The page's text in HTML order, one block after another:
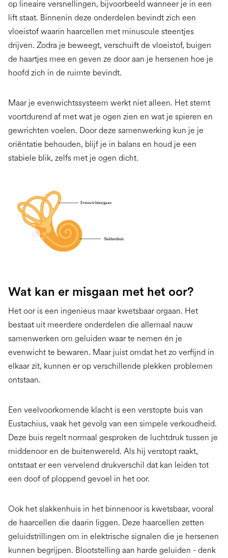
op lineaire versnellingen, bijvoorbeeld wanneer je in een
lift staat. Binnenin deze onderdelen bevindt zich een
vloeistof waarin haarcellen met minuscule steentjes
drijven. Zodra je beweegt, verschuift de vloeistof, buigen
de haartjes mee en geven ze door aan je hersenen hoe je
hoofd zich in de ruimte bevindt.
Maar je evenwichtssysteem werkt niet alleen. Het stemt
voortdurend af met wat je ogen zien en wat je spieren en
gewrichten voelen. Door deze samenwerking kun je je
oriëntatie behouden, blijf je in balans en houd je een
stabiele blik, zelfs met je ogen dicht.
Wat kan er misgaan met het oor?
Het oor is een ingenieus maar kwetsbaar orgaan. Het
bestaat uit meerdere onderdelen die allemaal nauw
samenwerken om geluiden waar te nemen én je
evenwicht te bewaren. Maar juist omdat het zo verfijnd in
elkaar zit, kunnen er op verschillende plekken problemen
ontstaan.
Een veelvoorkomende klacht is een verstopte buis van
Eustachius, vaak het gevolg van een simpele verkoudheid.
Deze buis regelt normaal gesproken de luchtdruk tussen je
middenoor en de buitenwereld. Als hij verstopt raakt,
ontstaat er een vervelend drukverschil dat kan leiden tot
een doof of ploppend gevoel in het oor.
Ook het slakkenhuis in het binnenoor is kwetsbaar, vooral
de haarcellen die daarin liggen. Deze haarcellen zetten
geluidstrillingen om in elektrische signalen die je hersenen
kunnen begrijpen. Blootstelling aan harde geluiden - denk